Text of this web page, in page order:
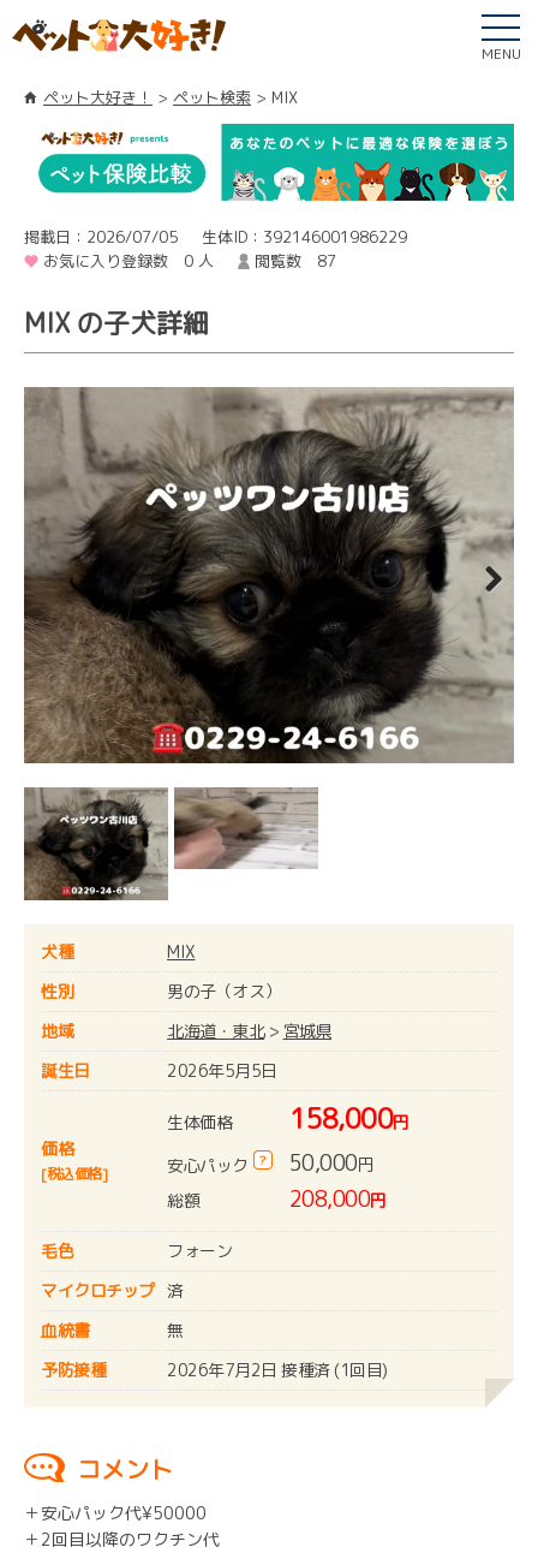
MENU
ペット大好き！ ペット検索 MIX
掲載日：2026/07/05
生体ID：392146001986229
お気に入り登録数 0 人
閲覧数 87
MIX の子犬詳細
Next
犬種
MIX
性別
男の子（オス）
地域
北海道・東北> 宮城県
誕生日
2026年5月5日
価格
[税込価格]
生体価格 158,000円
安心パック
? 50,000円
総額
208,000円
毛色
フォーン
マイクロチップ 済
血統書
無
予防接種
2026年7月2日 接種済 (1回目)
コメント
＋安心パック代¥50000
＋2回目以降のワクチン代